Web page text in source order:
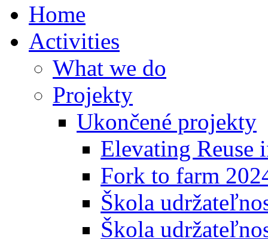
Home
Activities
What we do
Projekty
Ukončené projekty
Elevating Reuse
Fork to farm
Škola
Škola